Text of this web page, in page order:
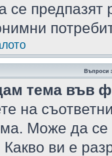
се предпазят
Въпроси
тема във
на
Може да се
Какво ви е